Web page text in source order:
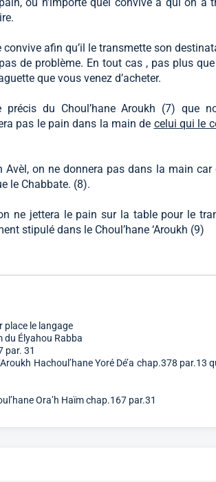
afin qu’il le transmette son
de problème. En tout cas , pas plus
que vous venez d’acheter.
du Choul’hane Aroukh (7) que
pas le pain dans la main de celui qui le
Avèl, on ne donnera pas dans la main
le Chabbate. (8).
ne jettera le pain sur la table pour le
stipulé dans le Choul’hane ‘Aroukh (9)
place le langage
du Élyahou Rabba
par. 31
Hachoul’hane Yoré Dé’a chap.378 par.13
Ora’h Haïm chap.167 par.31